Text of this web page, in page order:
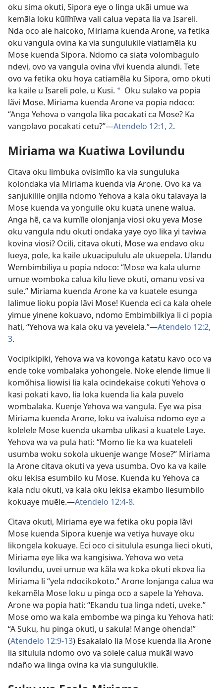
oku sima okuti, Sipora eye o linga ukãi umue wa
kemãla loku kũlĩhĩwa vali calua vepata lia va Isareli.
Nda oco ale haicoko, Miriama kuenda Arone, va fetika
oku vangula ovina ka via sungulukile viatiamẽla ku
Mose kuenda Sipora. Ndomo ca siata volombagulo
ndevi, ovo va vangula ovina vĩvi kuenda alundi. Tete
ovo va fetika oku hoya catiamẽla ku Sipora, omo okuti
ka kaile u Isareli pole, u Kusi. a Oku sulako va popia
lãvi Mose. Miriama kuenda Arone va popia ndoco:
“Anga Yehova o vangola lika pocakati ca Mose? Ka
vangolavo pocakati cetu?”—Atendelo 12:1, 2.
Miriama wa Kuatiwa Lovilundu
Citava oku limbuka ovisimĩlo ka via sunguluka
kolondaka via Miriama kuenda via Arone. Ovo ka va
sanjukilile onjila ndomo Yehova a kala oku talavaya la
Mose kuenda va yonguile oku kuata unene walua.
Anga hẽ, ca va kumĩle olonjanja viosi oku yeva Mose
oku vangula ndu okuti ondaka yaye oyo lika yi taviwa
kovina viosi? Ocili, citava okuti, Mose wa endavo oku
lueya, pole, ka kaile ukuacipululu ale ukuepela. Ulandu
Wembimbiliya u popia ndoco: “Mose wa kala ulume
umue womboka calua kilu lieve okuti, omanu vosi va
sule.” Miriama kuenda Arone ka va kuatele esunga
lalimue lioku popia lãvi Mose! Kuenda eci ca kala ohele
yimue yinene kokuavo, ndomo Embimbilkiya li ci popia
hati, “Yehova wa kala oku va yevelela.”—Atendelo 12:2,
3.
Vocipikipiki, Yehova wa va kovonga katatu kavo oco va
ende toke vombalaka yohongele. Noke elende limue li
komõhisa liowisi lia kala ocindekaise cokuti Yehova o
kasi pokati kavo, lia loka kuenda lia kala puvelo
wombalaka. Kuenje Yehova wa vangula. Eye wa pisa
Miriama kuenda Arone, loku va ivaluisa ndomo eye a
kolelele Mose kuenda ukamba ulikasi a kuatele Laye.
Yehova wa va pula hati: “Momo lie ka wa kuateleli
usumba woku sokola ukuenje wange Mose?” Miriama
la Arone citava okuti va yeva usumba. Ovo ka va kaile
oku lekisa esumbilo ku Mose. Kuenda ku Yehova ca
kala ndu okuti, va kala oku lekisa ekambo liesumbilo
kokuaye muẽle.—Atendelo 12:4-8.
Citava okuti, Miriama eye wa fetika oku popia lãvi
Mose kuenda Sipora kuenje wa vetiya huvaye oku
likongela kokuaye. Eci oco ci situlula esunga lieci okuti,
Miriama eye lika wa kangisiwa. Yehova wo veta
lovilundu, uvei umue wa kãla wa koka okuti ekova lia
Miriama li “yela ndocikokoto.” Arone lonjanga calua wa
kekamẽla Mose loku u pinga oco a sapele la Yehova.
Arone wa popia hati: “Ekandu tua linga ndeti, uveke.”
Mose omo wa kala embombe wa pinga ku Yehova hati:
“A Suku, hu pinga okuti, u sakula! Mange ohenda!”
(Atendelo 12:9-13) Esakalalo lia Mose kuenda lia Arone
lia situlula ndomo ovo va solele calua mukãi wavo
ndaño wa linga ovina ka via sungulukile.